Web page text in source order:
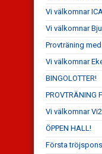
Vi välkomnar
Vi välkomnar
Provträning
Vi välkomnar
BINGOLOTTER!
PROVTRÄNING
Vi välkomnar
ÖPPEN HALL!
Första